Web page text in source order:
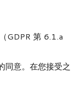
GDPR 第 6.1.a
同意。在您接受之